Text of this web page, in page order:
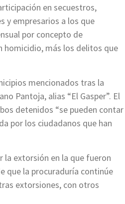
en secuestros,
y empresarios a los que
por concepto de
homicidio, más los delitos que
mencionados tras la
Pantoja, alias “El Gasper”. El
detenidos “se pueden contar
por los ciudadanos que han
la extorsión en la que fueron
que la procuraduría continúe
extorsiones, con otros